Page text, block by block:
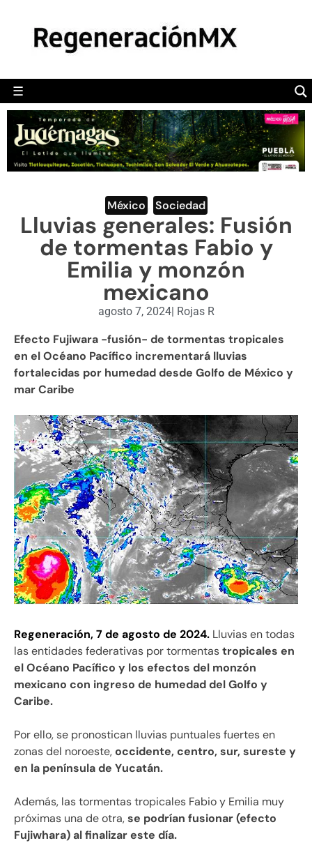
☰
POLÍTICA
CAMALEÓN
OPINIÓN
DEPORTES
ENGLISH SECTION
VIDEOS
México Sociedad
Lluvias generales: Fusión
de tormentas Fabio y
Emilia y monzón
mexicano
agosto 7, 2024| Rojas R
Efecto Fujiwara -fusión- de tormentas tropicales
en el Océano Pacífico incrementará lluvias
fortalecidas por humedad desde Golfo de México y
mar Caribe
Regeneración, 7 de agosto de 2024. Lluvias en todas
las entidades federativas por tormentastropicales en
el Océano Pacífico y los efectos del monzón
mexicano con ingreso de humedad del Golfo y
Caribe.
Por ello, se pronostican lluvias puntuales fuertes en
zonas del noroeste,occidente, centro, sur, sureste y
en la península de Yucatán.
Además, las tormentas tropicales Fabio y Emilia muy
próximas una de otra,se podrían fusionar (efecto
Fujiwhara) al finalizar este día.